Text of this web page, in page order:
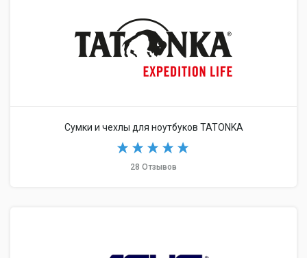
Сумки и чехлы для ноутбуков TATONKA
28 Отзывов